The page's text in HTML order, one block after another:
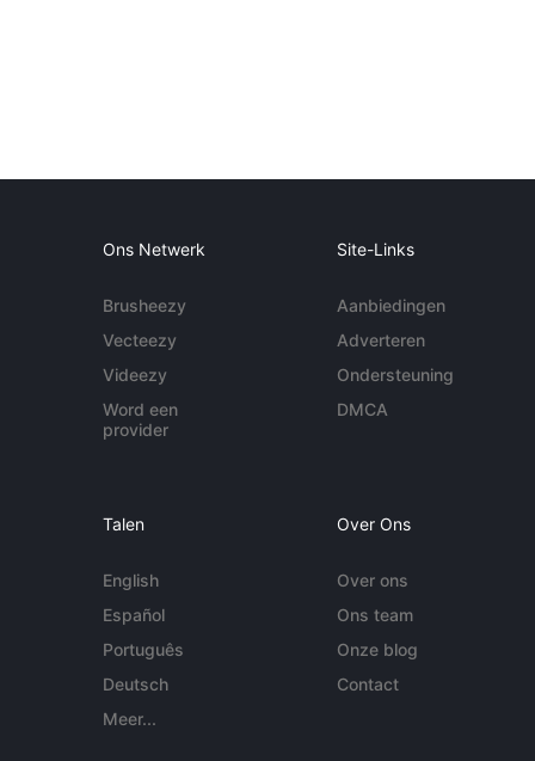
Ons Netwerk
Brusheezy
Vecteezy
Videezy
Word een
provider
Site-Links
Aanbiedingen
Adverteren
Ondersteuning
DMCA
Talen
English
Español
Português
Deutsch
Meer...
Over Ons
Over ons
Ons team
Onze blog
Contact